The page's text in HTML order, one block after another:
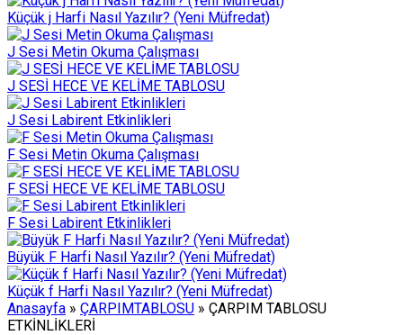
Küçük j Harfi Nasıl Yazılır? (Yeni Müfredat)
J Sesi Metin Okuma Çalışması
J SESİ HECE VE KELİME TABLOSU
J Sesi Labirent Etkinlikleri
F Sesi Metin Okuma Çalışması
F SESİ HECE VE KELİME TABLOSU
F Sesi Labirent Etkinlikleri
Büyük F Harfi Nasıl Yazılır? (Yeni Müfredat)
Küçük f Harfi Nasıl Yazılır? (Yeni Müfredat)
Anasayfa » ÇARPIMTABLOSU » ÇARPIM TABLOSU
ETKİNLİKLERİ